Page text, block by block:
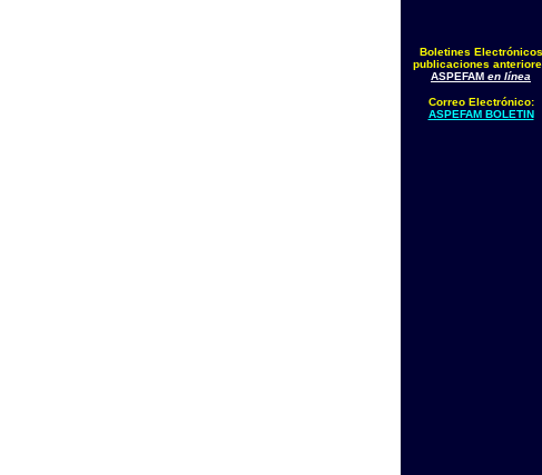
Boletines Electrónicos
publicaciones
ASPEFAM en línea
Correo Electrónico:
ASPEFAM BOLETIN